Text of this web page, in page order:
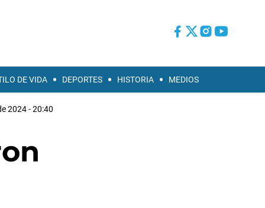
DE VIDA DEPORTES HISTORIA MEDIOS
2024 - 20:40